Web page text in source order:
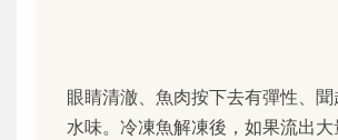
眼睛清澈、魚肉按下去有彈性、
水味。冷凍魚解凍後，如果流出大